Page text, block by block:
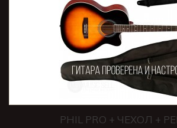
PHIL PRO + ЧЕХОЛ +